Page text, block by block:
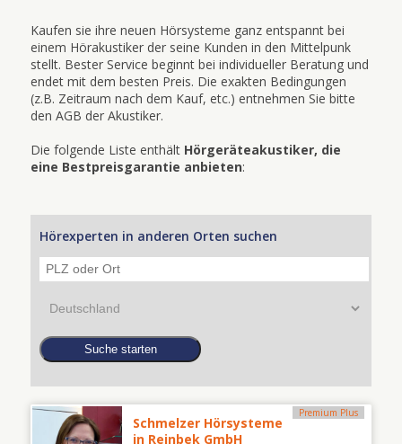
Kaufen sie ihre neuen Hörsysteme ganz entspannt bei
einem Hörakustiker der seine Kunden in den Mittelpunk
stellt. Bester Service beginnt bei individueller Beratung und
endet mit dem besten Preis. Die exakten Bedingungen
(z.B. Zeitraum nach dem Kauf, etc.) entnehmen Sie bitte
den AGB der Akustiker.
Die folgende Liste enthält Hörgeräteakustiker, die
eine Bestpreisgarantie anbieten:
Hörexperten in anderen Orten suchen
Premium Plus
Schmelzer Hörsysteme
in Reinbek GmbH